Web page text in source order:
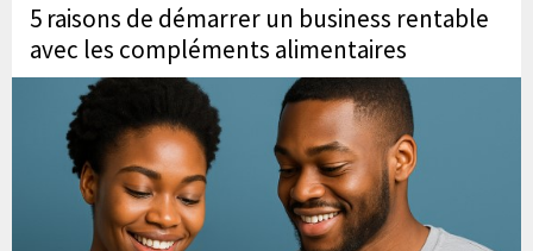
5 raisons de démarrer un business rentable
avec les compléments alimentaires